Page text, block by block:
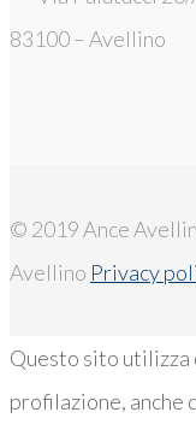
83100 – Avellino
© 2019 Ance
Avellino Privacy
Questo sito utilizza
profilazione, anche